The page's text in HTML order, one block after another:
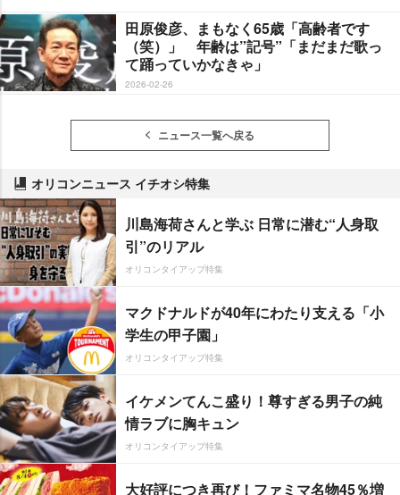
田原俊彦、まもなく65歳「高齢者です
（笑）」 年齢は”記号”「まだまだ歌っ
て踊っていかなきゃ」
2026-02-26
ニュース一覧へ戻る
オリコンニュース イチオシ特集
川島海荷さんと学ぶ 日常に潜む“人身取
引”のリアル
オリコンタイアップ特集
マクドナルドが40年にわたり支える「小
学生の甲子園」
オリコンタイアップ特集
イケメンてんこ盛り！尊すぎる男子の純
情ラブに胸キュン
オリコンタイアップ特集
大好評につき再び！ファミマ名物45％増